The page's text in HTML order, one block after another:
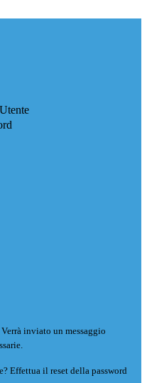
Verrà inviato un messaggio
Effettua il reset della password